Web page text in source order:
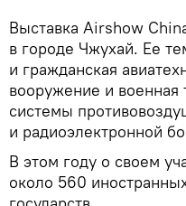
Выставка Airshow
в городе Чжухай. Ее
и гражданская
вооружение и военная
системы
и радиоэлектронной
В этом году о своем
около 560